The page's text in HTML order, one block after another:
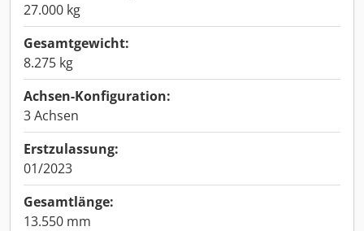
27.000 kg
Gesamtgewicht:
8.275 kg
Achsen-Konfiguration:
3 Achsen
Erstzulassung:
01/2023
Gesamtlänge:
13.550 mm